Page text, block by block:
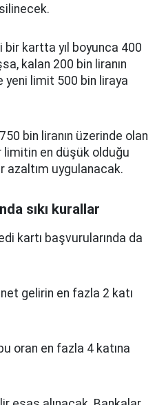
kartta yıl boyunca 400
kalan 200 bin liranın
yeni limit 500 bin liraya
bin liranın üzerinde olan
limitin en düşük olduğu
azaltım uygulanacak.
sıkı kurallar
kartı başvurularında da
net gelirin en fazla 2 katı
oran en fazla 4 katına